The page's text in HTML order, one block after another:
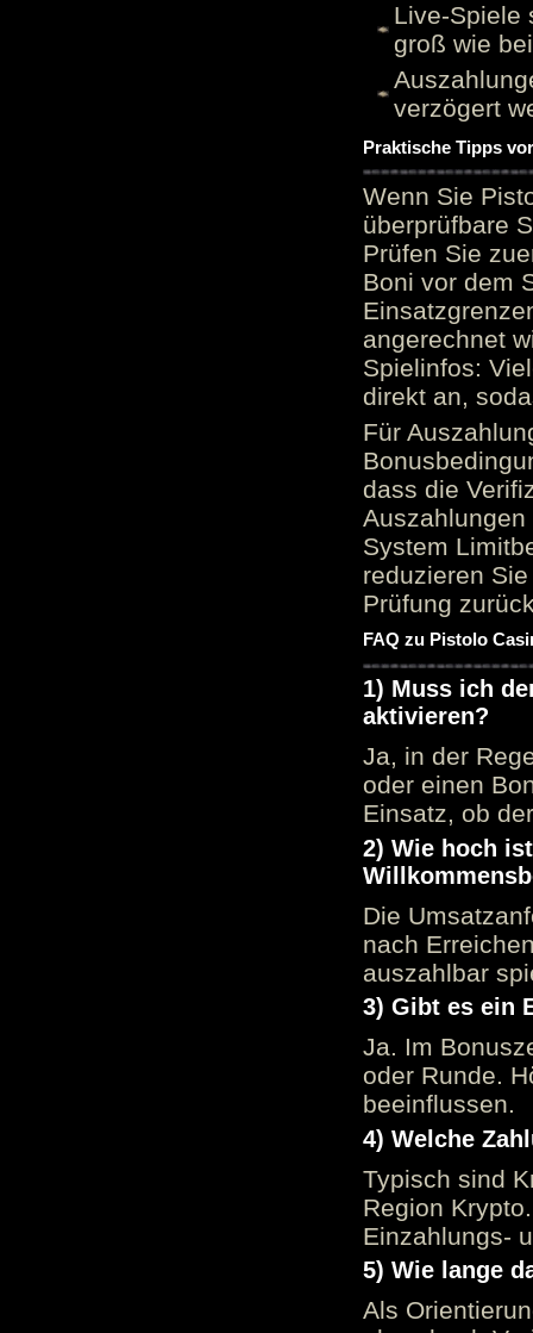
Live-Spiele
groß wie
verzögert
Praktische Tipps
Wenn Sie
überprüfbare
Prüfen Sie
Boni vor dem
angerechnet
Spielinfos:
direkt an,
Für
dass die
System
reduzieren
Prüfung
FAQ zu Pistolo
1) Muss ich
aktivieren?
Ja, in der
oder einen
Einsatz, ob
2) Wie hoch
Die
nach
auszahlbar
3) Gibt es ein
Ja. Im
oder Runde.
beeinflussen.
4) Welche
Typisch sind
Region
Einzahlungs-
5) Wie lange
Als